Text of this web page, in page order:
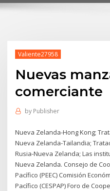
Valiente27958
Nuevas
comerciante
by Publisher
Nueva Zelanda-Hong Kong;
Nueva Zelanda-Tailandia;
Rusia-Nueva Zelanda; Las
Nueva Zelanda. Consejo de
Pacífico (PEEC) Comisión
Pacífico (CESPAP) Foro de